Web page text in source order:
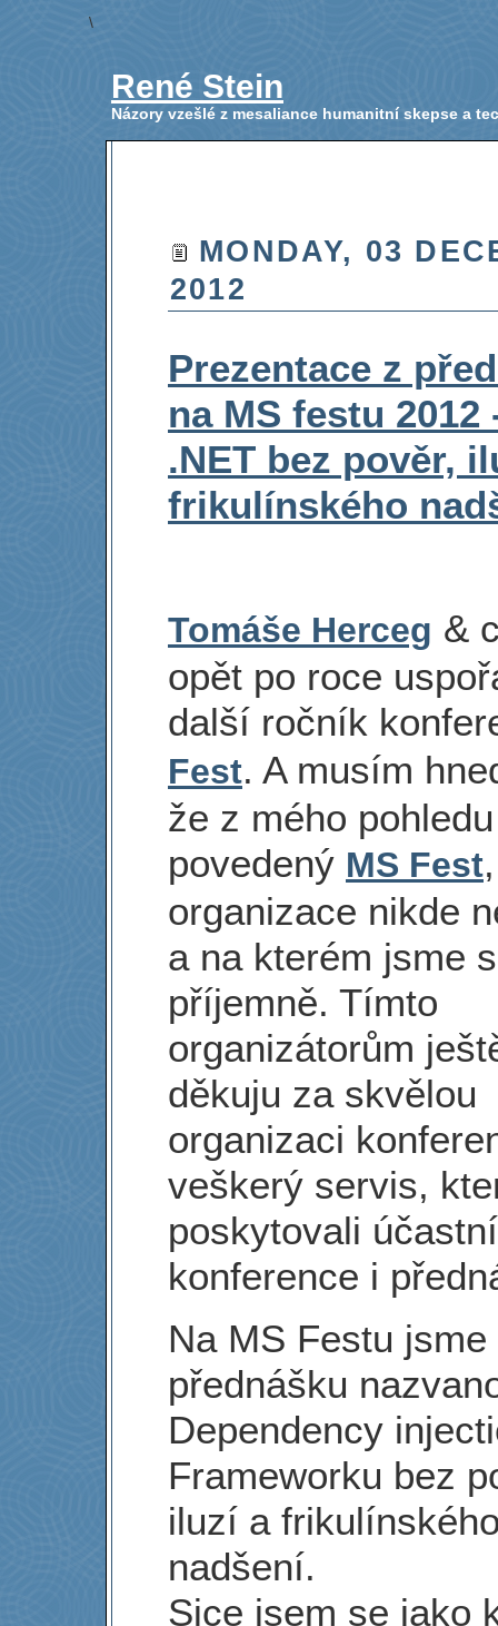
\
René Stein
Názory vzešlé z mesaliance humanitní skepse a
MONDAY, 03
2012
Prezentace z
na MS festu 2012
.NET bez pověr,
frikulínského
Tomáše Herceg &
opět po roce
další ročník
Fest. A musím
že z mého
povedený MS Fest
organizace nikde
a na kterém jsme
příjemně. Tímto
organizátorům
děkuju za skvělou
organizaci
veškerý servis,
poskytovali
konference i
Na MS Festu jsme
přednášku
Dependency
Frameworku bez
iluzí a
nadšení.
Sice jsem se jako